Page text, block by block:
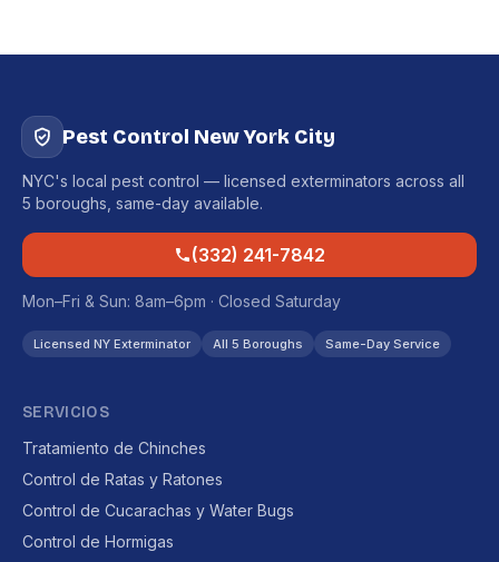
Pest Control New York City
NYC's local pest control — licensed exterminators across all
5 boroughs, same-day available.
(332) 241-7842
Mon–Fri & Sun: 8am–6pm · Closed Saturday
Licensed NY Exterminator All 5 Boroughs Same-Day Service
SERVICIOS
Tratamiento de Chinches
Control de Ratas y Ratones
Control de Cucarachas y Water Bugs
Control de Hormigas